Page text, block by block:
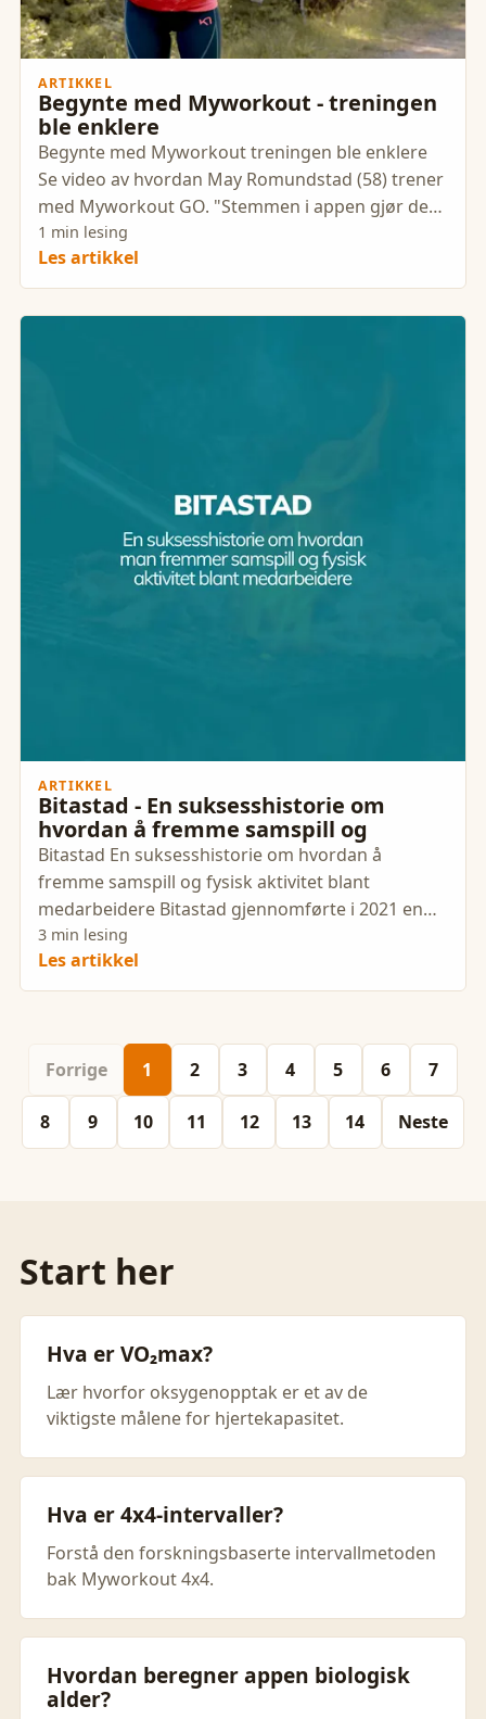
ARTIKKEL
Begynte med Myworkout - treningen
ble enklere
Begynte med Myworkout treningen ble enklere
Se video av hvordan May Romundstad (58) trener
med Myworkout GO. "Stemmen i appen gjør det
enklere og mer motiverende
1 min lesing
Les artikkel
ARTIKKEL
Bitastad - En suksesshistorie om
hvordan å fremme samspill og
Bitastad En suksesshistorie om hvordan å
fremme samspill og fysisk aktivitet blant
medarbeidere Bitastad gjennomførte i 2021 en
intern prosess for å jobbe mer
3 min lesing
Les artikkel
Forrige 1 2 3 4 5 6 7
8 9 10 11 12 13 14 Neste
Start her
Hva er VO₂max?
Lær hvorfor oksygenopptak er et av de
viktigste målene for hjertekapasitet.
Hva er 4x4-intervaller?
Forstå den forskningsbaserte intervallmetoden
bak Myworkout 4x4.
Hvordan beregner appen biologisk
alder?